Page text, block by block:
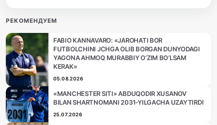
РЕКОМЕНДУЕМ
FABIO KANNAVARO: «JAROHATI BOR
FUTBOLCHINI JCHGA OLIB BORGAN DUNYODAGI
YAGONA AHMOQ MURABBIY O‘ZIM BO‘LSAM
KERAK»
05.08.2026
«MANCHESTER SITI» ABDUQODIR XUSANOV
BILAN SHARTNOMANI 2031-YILGACHA UZAYTIRDI
25.07.2026